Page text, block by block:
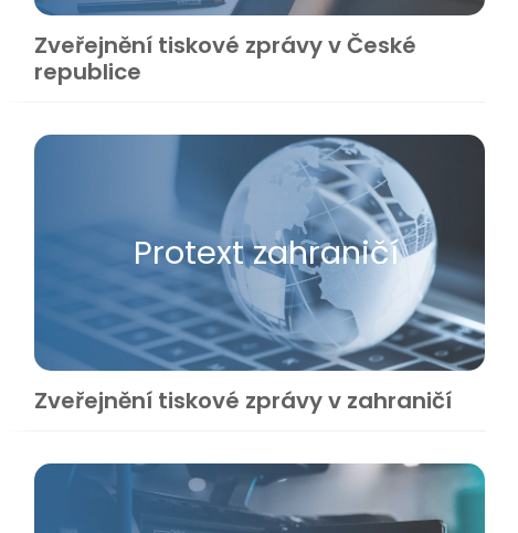
Zveřejnění tiskové zprávy v České
republice
Protext zahraničí
Zveřejnění tiskové zprávy v zahraničí